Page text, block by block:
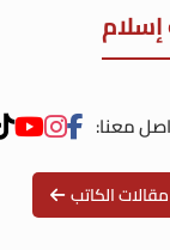
الكاتب